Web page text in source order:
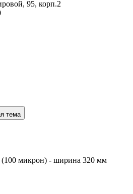
95, корп.2
тема
микрон) - ширина 320 мм